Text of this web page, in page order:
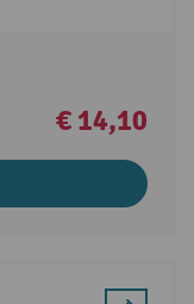
€ 14,10